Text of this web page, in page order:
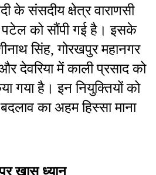
के संसदीय क्षेत्र वाराणसी
को सौंपी गई है। इसके
सिंह, गोरखपुर महानगर
देवरिया में काली प्रसाद को
गया है। इन नियुक्तियों को
का अहम हिस्सा माना
खास ध्यान